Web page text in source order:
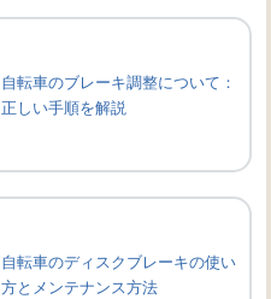
自転車のブレーキ調整について：
正しい手順を解説
自転車のディスクブレーキの使い
方とメンテナンス方法